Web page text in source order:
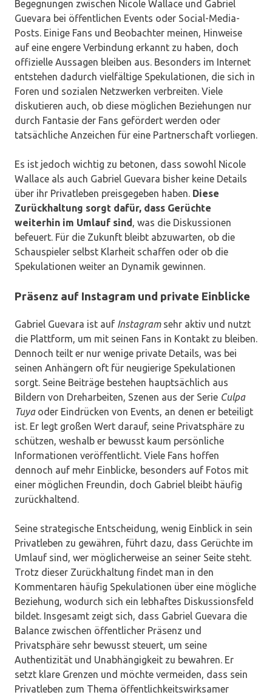
Begegnungen zwischen Nicole Wallace und Gabriel
Guevara bei öffentlichen Events oder Social-Media-
Posts. Einige Fans und Beobachter meinen, Hinweise
auf eine engere Verbindung erkannt zu haben, doch
offizielle Aussagen bleiben aus. Besonders im Internet
entstehen dadurch vielfältige Spekulationen, die sich in
Foren und sozialen Netzwerken verbreiten. Viele
diskutieren auch, ob diese möglichen Beziehungen nur
durch Fantasie der Fans gefördert werden oder
tatsächliche Anzeichen für eine Partnerschaft vorliegen.
Es ist jedoch wichtig zu betonen, dass sowohl Nicole
Wallace als auch Gabriel Guevara bisher keine Details
über ihr Privatleben preisgegeben haben. Diese
Zurückhaltung sorgt dafür, dass Gerüchte
weiterhin im Umlauf sind, was die Diskussionen
befeuert. Für die Zukunft bleibt abzuwarten, ob die
Schauspieler selbst Klarheit schaffen oder ob die
Spekulationen weiter an Dynamik gewinnen.
Präsenz auf Instagram und private Einblicke
Gabriel Guevara ist auf Instagramsehr aktiv und nutzt
die Plattform, um mit seinen Fans in Kontakt zu bleiben.
Dennoch teilt er nur wenige private Details, was bei
seinen Anhängern oft für neugierige Spekulationen
sorgt. Seine Beiträge bestehen hauptsächlich aus
Bildern von Dreharbeiten, Szenen aus der Serie Culpa
Tuyaoder Eindrücken von Events, an denen er beteiligt
ist. Er legt großen Wert darauf, seine Privatsphäre zu
schützen, weshalb er bewusst kaum persönliche
Informationen veröffentlicht. Viele Fans hoffen
dennoch auf mehr Einblicke, besonders auf Fotos mit
einer möglichen Freundin, doch Gabriel bleibt häufig
zurückhaltend.
Seine strategische Entscheidung, wenig Einblick in sein
Privatleben zu gewähren, führt dazu, dass Gerüchte im
Umlauf sind, wer möglicherweise an seiner Seite steht.
Trotz dieser Zurückhaltung findet man in den
Kommentaren häufig Spekulationen über eine mögliche
Beziehung, wodurch sich ein lebhaftes Diskussionsfeld
bildet. Insgesamt zeigt sich, dass Gabriel Guevara die
Balance zwischen öffentlicher Präsenz und
Privatsphäre sehr bewusst steuert, um seine
Authentizität und Unabhängigkeit zu bewahren. Er
setzt klare Grenzen und möchte vermeiden, dass sein
Privatleben zum Thema öffentlichkeitswirksamer